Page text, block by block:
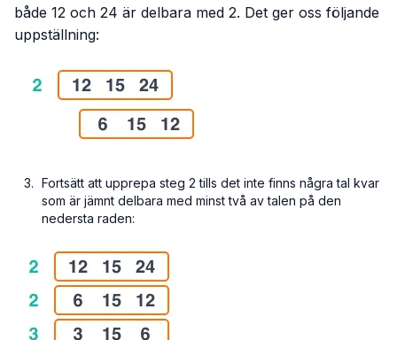
både 12 och 24 är delbara med 2. Det ger oss följande
uppställning:
Fortsätt att upprepa steg 2 tills det inte finns några tal kvar
som är jämnt delbara med minst två av talen på den
nedersta raden: